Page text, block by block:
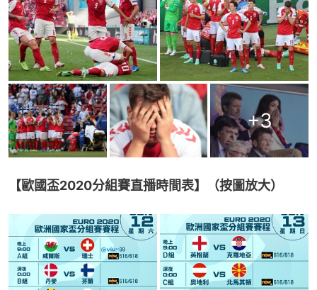
+3
【歐國盃2020分組賽直播時間表】（按圖放大）